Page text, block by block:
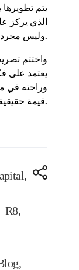
الذي يركز
وليس مجرد مساحات تقليدية للعمل أو الاستثمار.
واختتم
يعتمد على
وراحته في
قيمة حقيقية ومستدامة للسوق العقاري المصري.
,
,
,